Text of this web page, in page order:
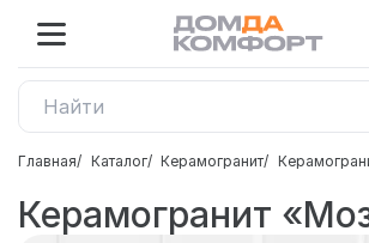
Главная Каталог Керамогранит
Керамогранит